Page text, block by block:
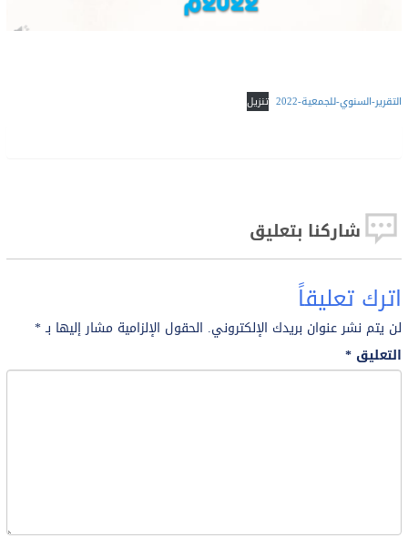
التقرير-السنوي-للجمعية-2022 تنزيل
شاركنا بتعليق
اترك تعليقاً
لن يتم نشر عنوان بريدك الإلكتروني. الحقول الإلزامية مشار إليها بـ*
التعليق *